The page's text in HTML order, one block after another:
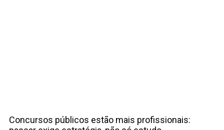
Concursos públicos estão mais profissionais: